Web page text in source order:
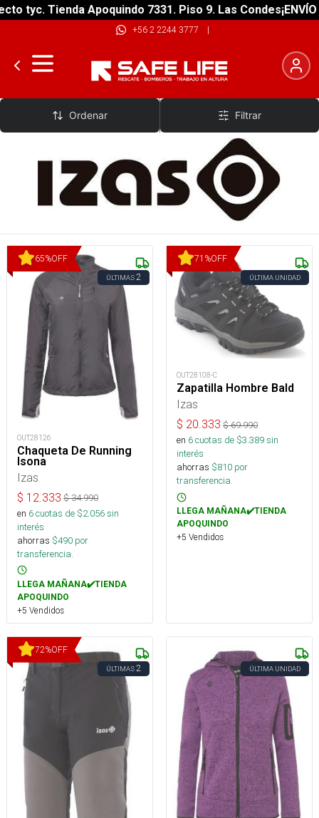
tyc. Tienda Apoquindo 7331. Piso 9. Las Condes¡ENVÍO
+56 2 2244 3777 |
Izas
Ordenar Filtrar
65%OFF
ÚLTIMAS2
OUT28126
Chaqueta De Running
Isona
Izas
$ 12.333 $34.990
en 6cuotas de $2.056sin
interés
ahorras $490 por
transferencia.
LLEGA MAÑANA✔️TIENDA
APOQUINDO
+5 Vendidos
71 %OFF
ÚLTIMA UNIDAD
OUT28108-C
Zapatilla Hombre Bald
Izas
$ 20.333 $69.990
en 6cuotas de $3.389sin
interés
ahorras $810 por
transferencia.
LLEGA MAÑANA✔️TIENDA
APOQUINDO
+5 Vendidos
72%OFF
ÚLTIMAS2 ÚLTIMA UNIDAD